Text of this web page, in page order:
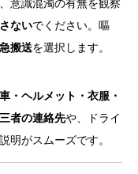
意識混濁の有無を観察
ないでください。嘔
搬送を選択します。
・ヘルメット・衣服・
者の連絡先や、ドライ
明がスムーズです。